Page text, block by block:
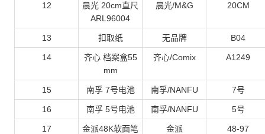
12
晨光 20cm直尺
ARL96004
晨光/M&G 20CM
13 扣取纸 无品牌 B04
14
齐心 档案盒55
mm
齐心/Comix A1249
15 南孚 7号电池 南孚/NANFU 7号
16 南孚 5号电池 南孚/NANFU 5号
17
金派48K软面笔
金派 48-97